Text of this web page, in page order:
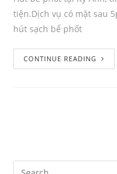
tiện.Dịch vụ có mặt sau
hút sạch bể phốt
CONTINUE READING